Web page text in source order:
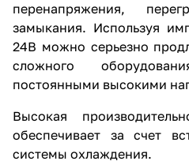
перенапряжения,
замыкания. Используя
24В можно серьезно
сложного
постоянными высокими
Высокая
обеспечивает за счет
системы охлаждения.